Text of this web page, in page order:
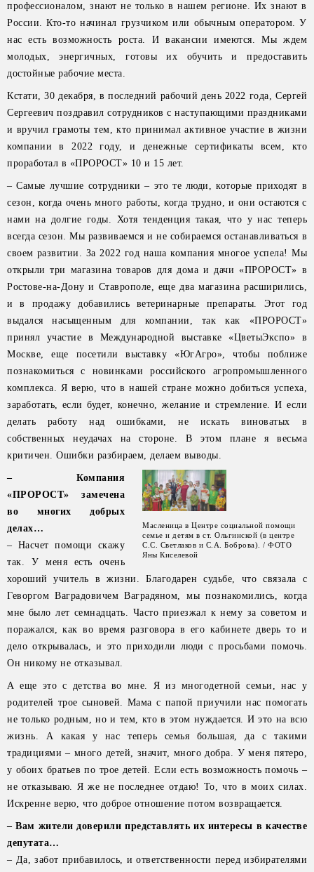
профессионалом, знают не только в нашем регионе. Их знают в
России. Кто-то начинал грузчиком или обычным оператором. У
нас есть возможность роста. И вакансии имеются. Мы ждем
молодых, энергичных, готовы их обучить и предоставить
достойные рабочие места.
Кстати, 30 декабря, в последний рабочий день 2022 года, Сергей
Сергеевич поздравил сотрудников с наступающими праздниками
и вручил грамоты тем, кто принимал активное участие в жизни
компании в 2022 году, и денежные сертификаты всем, кто
проработал в «ПРОРОСТ» 10 и 15 лет.
– Самые лучшие сотрудники – это те люди, которые приходят в
сезон, когда очень много работы, когда трудно, и они остаются с
нами на долгие годы. Хотя тенденция такая, что у нас теперь
всегда сезон. Мы развиваемся и не собираемся останавливаться в
своем развитии. За 2022 год наша компания многое успела! Мы
открыли три магазина товаров для дома и дачи «ПРОРОСТ» в
Ростове-на-Дону и Ставрополе, еще два магазина расширились,
и в продажу добавились ветеринарные препараты. Этот год
выдался насыщенным для компании, так как «ПРОРОСТ»
принял участие в Международной выставке «ЦветыЭкспо» в
Москве, еще посетили выставку «ЮгАгро», чтобы поближе
познакомиться с новинками российского агропромышленного
комплекса. Я верю, что в нашей стране можно добиться успеха,
заработать, если будет, конечно, желание и стремление. И если
делать работу над ошибками, не искать виноватых в
собственных неудачах на стороне. В этом плане я весьма
критичен. Ошибки разбираем, делаем выводы.
Масленица в Центре социальной помощи
семье и детям в ст. Ольгинской (в центре
С.С. Светлаков и С.А. Боброва). / ФОТО
Яны Киселевой
– Компания
«ПРОРОСТ» замечена
во многих добрых
делах…
– Насчет помощи скажу
так. У меня есть очень
хороший учитель в жизни. Благодарен судьбе, что связала с
Геворгом Ваградовичем Ваградяном, мы познакомились, когда
мне было лет семнадцать. Часто приезжал к нему за советом и
поражался, как во время разговора в его кабинете дверь то и
дело открывалась, и это приходили люди с просьбами помочь.
Он никому не отказывал.
А еще это с детства во мне. Я из многодетной семьи, нас у
родителей трое сыновей. Мама с папой приучили нас помогать
не только родным, но и тем, кто в этом нуждается. И это на всю
жизнь. А какая у нас теперь семья большая, да с такими
традициями – много детей, значит, много добра. У меня пятеро,
у обоих братьев по трое детей. Если есть возможность помочь –
не отказываю. Я же не последнее отдаю! То, что в моих силах.
Искренне верю, что доброе отношение потом возвращается.
– Вам жители доверили представлять их интересы в качестве
депутата…
– Да, забот прибавилось, и ответственности перед избирателями